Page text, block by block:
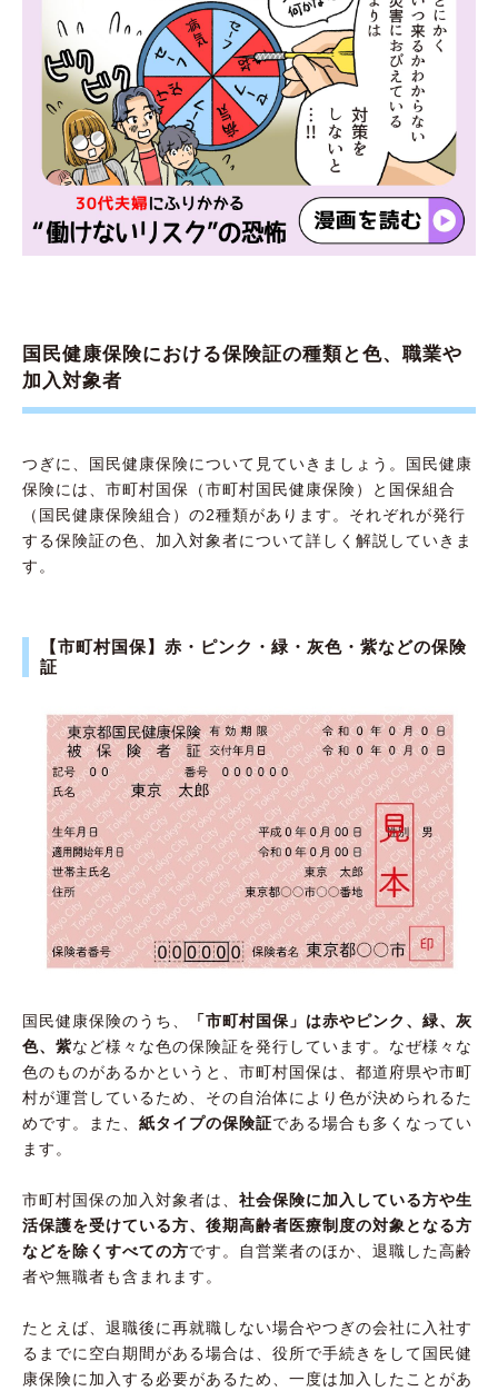
国民健康保険における保険証の種類と色、職業や
加入対象者
つぎに、国民健康保険について見ていきましょう。国民健康
保険には、市町村国保（市町村国民健康保険）と国保組合
（国民健康保険組合）の2種類があります。それぞれが発行
する保険証の色、加入対象者について詳しく解説していきま
す。
【市町村国保】赤・ピンク・緑・灰色・紫などの保険
証
国民健康保険のうち、
「市町村国保」は赤やピンク、緑、灰
色、紫など様々な色の保険証を発行しています。なぜ様々な
色のものがあるかというと、市町村国保は、都道府県や市町
村が運営しているため、その自治体により色が決められるた
めです。また、 紙タイプの保険証である場合も多くなってい
ます。
市町村国保の加入対象者は、 社会保険に加入している方や生
活保護を受けている方、後期高齢者医療制度の対象となる方
などを除くすべての方です。自営業者のほか、退職した高齢
者や無職者も含まれます。
たとえば、退職後に再就職しない場合やつぎの会社に入社す
るまでに空白期間がある場合は、役所で手続きをして国民健
康保険に加入する必要があるため、一度は加入したことがあ